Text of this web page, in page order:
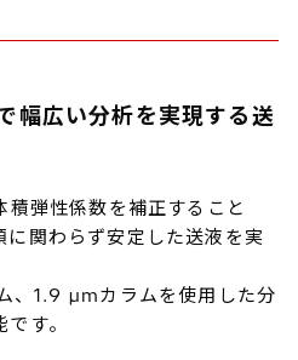
幅広い分析を実現する送
弾性係数を補正すること
に関わらず安定した送液を実
1.9 µmカラムを使用した分
す。